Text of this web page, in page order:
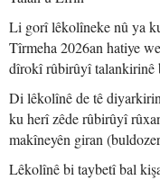
Li gorî lêkolîneke nû ya
Tîrmeha 2026an hatiye
dîrokî rûbirûyî talankirinê
Di lêkolînê de tê
ku herî zêde rûbirûyî
makîneyên giran
Lêkolînê bi taybetî bal